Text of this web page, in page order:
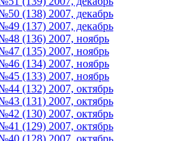
(138) 2007, декабрь
(137) 2007, декабрь
(136) 2007, ноябрь
(135) 2007, ноябрь
(134) 2007, ноябрь
(133) 2007, ноябрь
(132) 2007, октябрь
(131) 2007, октябрь
(130) 2007, октябрь
(129) 2007, октябрь
(128) 2007, октябрь